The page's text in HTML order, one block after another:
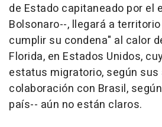
de Estado capitaneado por el
Bolsonaro--, llegará a
cumplir su condena" al calor
Florida, en Estados Unidos,
estatus migratorio, según sus
colaboración con Brasil,
país-- aún no están claros.